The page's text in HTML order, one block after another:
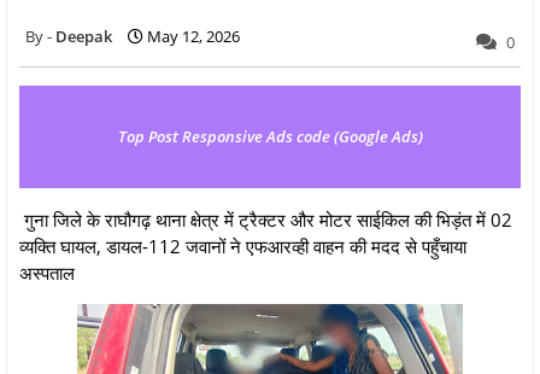
Deepak May 12, 2026 0
Top Post Responsive Ads code (Google Ads)
गुना जिले के राघौगढ़ थाना क्षेत्र में ट्रैक्टर और मोटर साईकिल की भिड़ंत में 02
व्यक्ति घायल, डायल-112 जवानों ने एफआरव्ही वाहन की मदद से पहुँचाया
अस्पताल